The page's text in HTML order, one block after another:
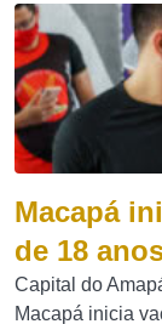
Macapá
de 18
Capital do
Macapá inicia